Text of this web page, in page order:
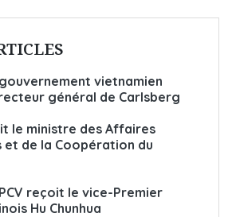
vietnamien
général de Carlsberg
le ministre des Affaires
de la Coopération du
reçoit le vice-Premier
Hu Chunhua